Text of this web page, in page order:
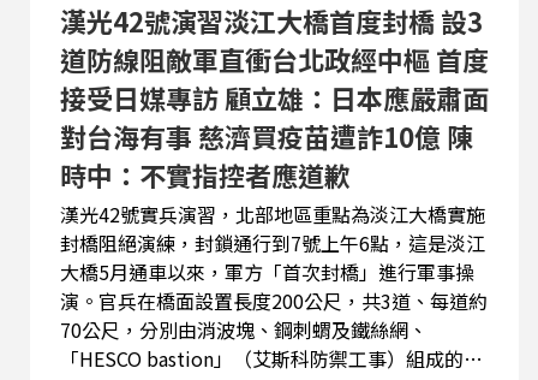
漢光42號演習淡江大橋首度封橋 設3
道防線阻敵軍直衝台北政經中樞 首度
接受日媒專訪 顧立雄：日本應嚴肅面
對台海有事 慈濟買疫苗遭詐10億 陳
時中：不實指控者應道歉
漢光42號實兵演習，北部地區重點為淡江大橋實施
封橋阻絕演練，封鎖通行到7號上午6點，這是淡江
大橋5月通車以來，軍方「首次封橋」進行軍事操
演。官兵在橋面設置長度200公尺，共3道、每道約
70公尺，分別由消波塊、鋼刺蝟及鐵絲網、
「HESCO bastion」（艾斯科防禦工事）組成的阻